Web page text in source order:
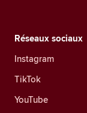
Réseaux sociaux
Instagram
TikTok
YouTube